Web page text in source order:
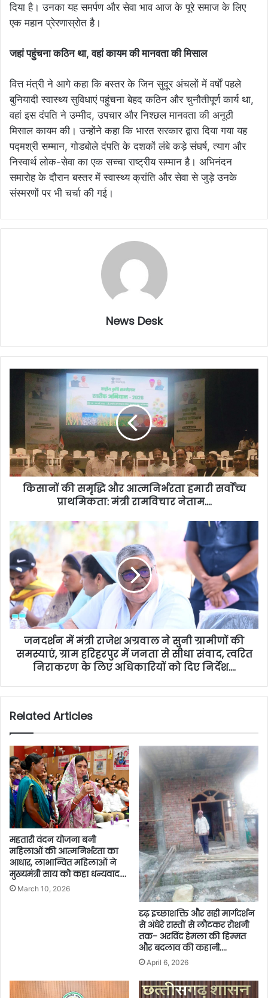
दिया है। उनका यह समर्पण और सेवा भाव आज के पूरे समाज के लिए
एक महान प्रेरणास्रोत है।
जहां पहुंचना कठिन था, वहां कायम की मानवता की मिसाल
वित्त मंत्री ने आगे कहा कि बस्तर के जिन सुदूर अंचलों में वर्षों पहले
बुनियादी स्वास्थ्य सुविधाएं पहुंचना बेहद कठिन और चुनौतीपूर्ण कार्य था,
वहां इस दंपति ने उम्मीद, उपचार और निश्छल मानवता की अनूठी
मिसाल कायम की। उन्होंने कहा कि भारत सरकार द्वारा दिया गया यह
पद्मश्री सम्मान, गोडबोले दंपति के दशकों लंबे कड़े संघर्ष, त्याग और
निस्वार्थ लोक-सेवा का एक सच्चा राष्ट्रीय सम्मान है। अभिनंदन
समारोह के दौरान बस्तर में स्वास्थ्य क्रांति और सेवा से जुड़े उनके
संस्मरणों पर भी चर्चा की गई।
News Desk
किसानों की समृद्धि और आत्मनिर्भरता हमारी सर्वाेच्च
प्राथमिकता: मंत्री रामविचार नेताम….
जनदर्शन में मंत्री राजेश अग्रवाल ने सुनी ग्रामीणों की
समस्याएं, ग्राम हरिहरपुर में जनता से सीधा संवाद, त्वरित
निराकरण के लिए अधिकारियों को दिए निर्देश….
Related Articles
महतारी वंदन योजना बनी
महिलाओं की आत्मनिर्भरता का
आधार, लाभान्वित महिलाओं ने
मुख्यमंत्री साय को कहा धन्यवाद….
March 10, 2026
दृढ़ इच्छाशक्ति और सही मार्गदर्शन
से अंधेरे रास्तों से लौटकर रोशनी
तक- अरविंद हेमला की हिम्मत
और बदलाव की कहानी….
April 6, 2026